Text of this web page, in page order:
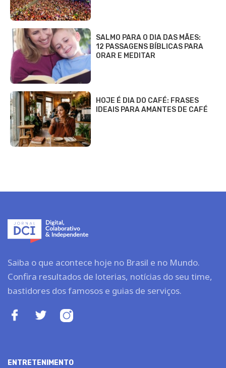
SALMO PARA O DIA DAS MÃES:
12 PASSAGENS BÍBLICAS PARA
ORAR E MEDITAR
HOJE É DIA DO CAFÉ: FRASES
IDEAIS PARA AMANTES DE CAFÉ
Saiba o que acontece hoje no Brasil e no Mundo.
Confira resultados de loterias, notícias do seu time,
bastidores dos famosos e guias de serviços.
ENTRETENIMENTO